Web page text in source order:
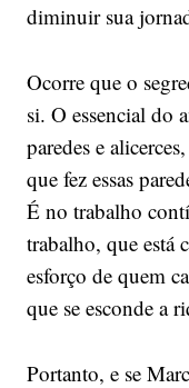
diminuir sua
Ocorre que o
si. O essencial do
paredes e
que fez essas
É no trabalho
trabalho, que está
esforço de quem
que se esconde a
Portanto, e se